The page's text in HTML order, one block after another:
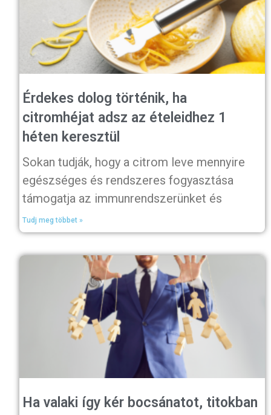
Érdekes dolog történik, ha
citromhéjat adsz az ételeidhez 1
héten keresztül
Sokan tudják, hogy a citrom leve mennyire
egészséges és rendszeres fogyasztása
támogatja az immunrendszerünket és
Tudj meg többet »
Ha valaki így kér bocsánatot, titokban